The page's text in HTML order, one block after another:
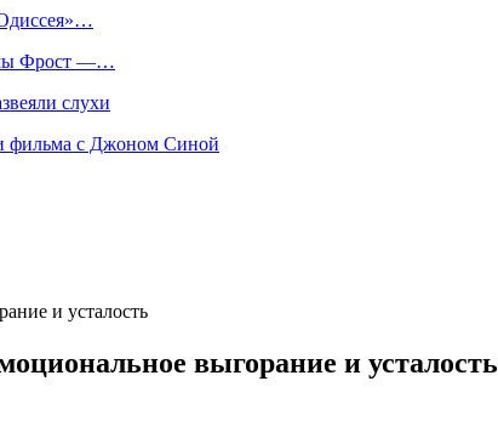
Фрост —…
слухи
фильма с Джоном Синой
и усталость
выгорание и усталость